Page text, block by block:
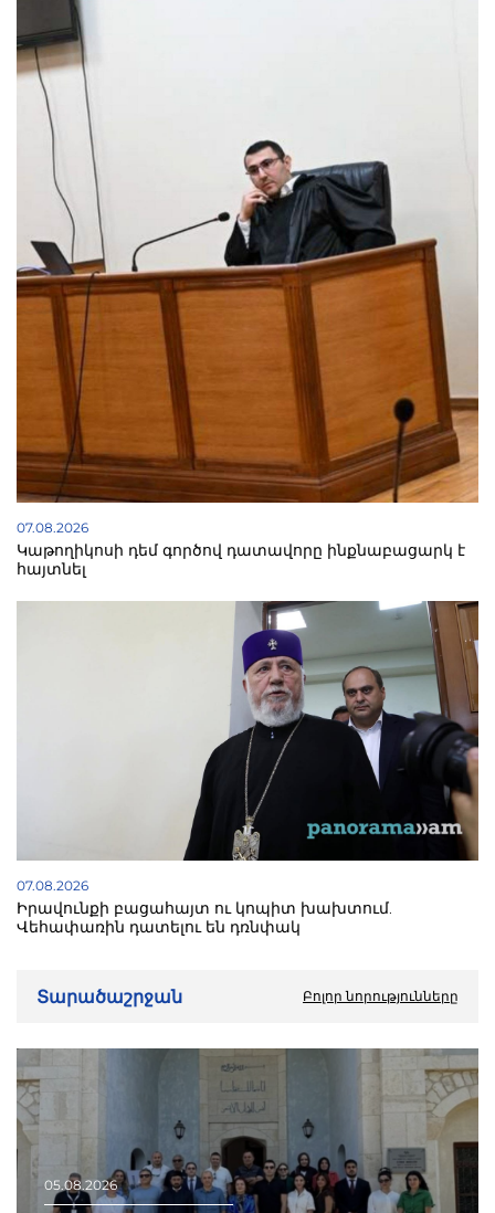
07.08.2026
Կաթողիկոսի դեմ գործով դատավորը ինքնաբացարկ է
հայտնել
07.08.2026
Իրավունքի բացահայտ ու կոպիտ խախտում.
Վեհափառին դատելու են դռնփակ
Տարածաշրջան Բոլոր նորությունները
05.08.2026